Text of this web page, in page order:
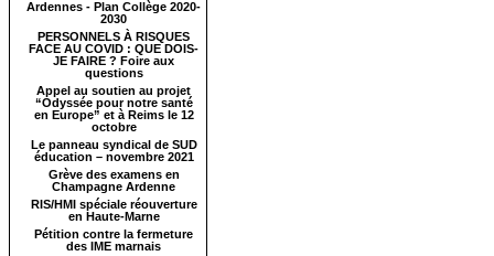
Ardennes - Plan Collège 2020-
2030
PERSONNELS À RISQUES
FACE AU COVID : QUE DOIS-
JE FAIRE ? Foire aux
questions
Appel au soutien au projet
“Odyssée pour notre santé
en Europe” et à Reims le 12
octobre
Le panneau syndical de SUD
éducation – novembre 2021
Grève des examens en
Champagne Ardenne
RIS/HMI spéciale réouverture
en Haute-Marne
Pétition contre la fermeture
des IME marnais